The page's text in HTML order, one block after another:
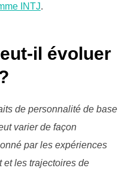
INTJ.
il évoluer
de personnalité de base
varier de façon
par les expériences
et les trajectoires de